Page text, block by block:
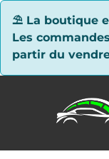
⛱ La boutique
Les
partir du
Panneau de